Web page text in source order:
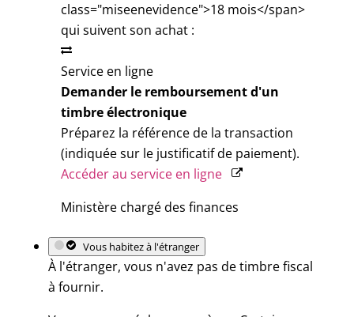
class="miseenevidence">18 mois</span>
qui suivent son achat :
Service en ligne
Demander le remboursement d'un
timbre électronique
Préparez la référence de la transaction
(indiquée sur le justificatif de paiement).
Accéder au service en ligne
Ministère chargé des finances
Vous habitez à l'étranger
À l'étranger, vous n'avez pas de timbre fiscal
à fournir.